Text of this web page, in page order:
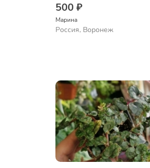
500 ₽
Марина
Россия, Воронеж